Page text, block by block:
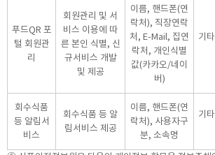
푸드QR 포
털 회원관
리
회원관리 및 서
비스 이용에 따
른 본인 식별, 신
규서비스 개발
및 제공
이름, 핸드폰(연
락처), 직장연락
처, E-Mail, 집연
락처, 개인식별
값(카카오/네이
버)
기
회수식품
등 알림서
비스
회수식품 등 알
림서비스 제공
이름, 핸드폰(연
락처), 사용자구
분, 소속명
기